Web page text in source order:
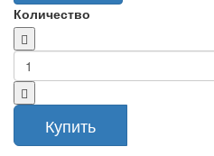
Количество
Купить